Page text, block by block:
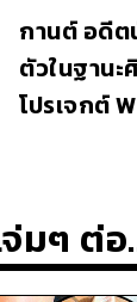
กานต์ อดีต
ตัวในฐาน
โปรเจกต์
มๆ ต่อ